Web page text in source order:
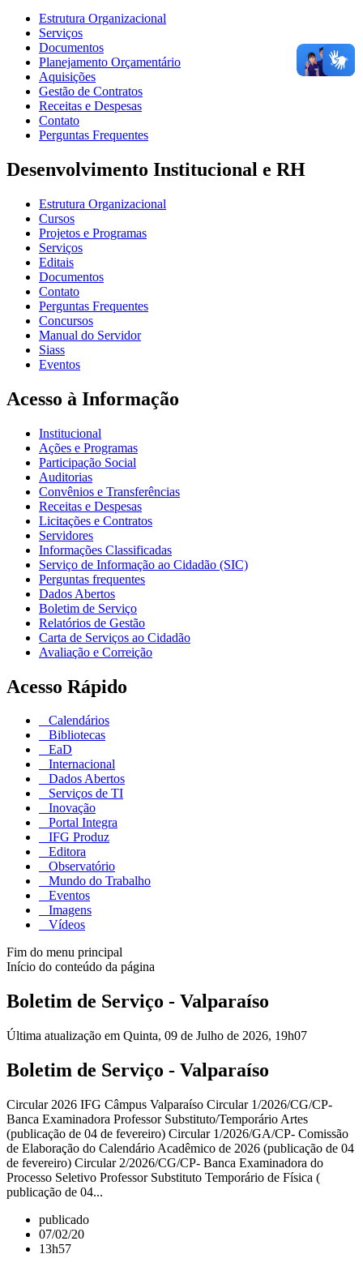
Estrutura Organizacional
Serviços
Documentos
Planejamento Orçamentário
Aquisições
Gestão de Contratos
Receitas e Despesas
Contato
Perguntas Frequentes
Desenvolvimento Institucional e RH
Estrutura Organizacional
Cursos
Projetos e Programas
Serviços
Editais
Documentos
Contato
Perguntas Frequentes
Concursos
Manual do Servidor
Siass
Eventos
Acesso à Informação
Institucional
Ações e Programas
Participação Social
Auditorias
Convênios e Transferências
Receitas e Despesas
Licitações e Contratos
Servidores
Informações Classificadas
Serviço de Informação ao Cidadão (SIC)
Perguntas frequentes
Dados Abertos
Boletim de Serviço
Relatórios de Gestão
Carta de Serviços ao Cidadão
Avaliação e Correição
Acesso Rápido
Calendários
Bibliotecas
EaD
Internacional
Dados Abertos
Serviços de TI
Inovação
Portal Integra
IFG Produz
Editora
Observatório
Mundo do Trabalho
Eventos
Imagens
Vídeos
Fim do menu principal
Início do conteúdo da página
Boletim de Serviço - Valparaíso
Última atualização em Quinta, 09 de Julho de 2026, 19h07
Boletim de Serviço - Valparaíso
Circular 2026 IFG Câmpus Valparaíso Circular 1/2026/CG/CP-
Banca Examinadora Professor Substituto/Temporário Artes
(publicação de 04 de fevereiro) Circular 1/2026/GA/CP- Comissão
de Elaboração do Calendário Acadêmico de 2026 (publicação de 04
de fevereiro) Circular 2/2026/CG/CP- Banca Examinadora do
Processo Seletivo Professor Substituto Temporário de Física (
publicação de 04...
publicado
07/02/20
13h57